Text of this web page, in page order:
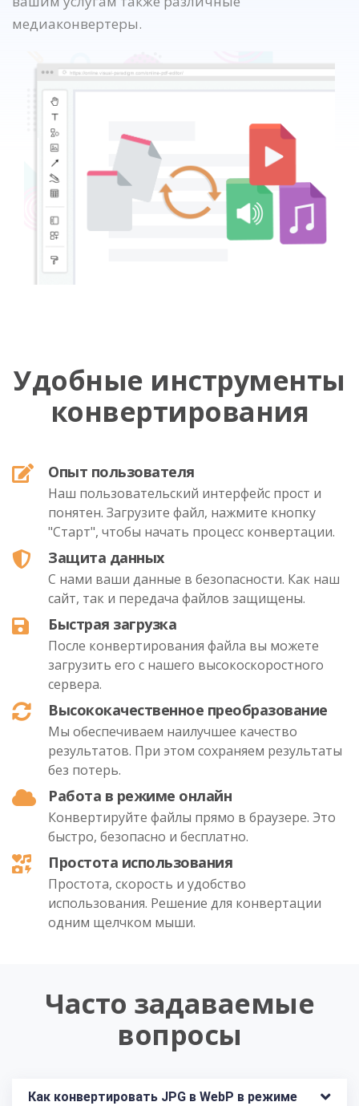
медиаконвертеры.
Удобные инструменты
конвертирования
Опыт пользователя
Наш пользовательский интерфейс прост и
понятен. Загрузите файл, нажмите кнопку
"Старт", чтобы начать процесс конвертации.
Защита данных
С нами ваши данные в безопасности. Как наш
сайт, так и передача файлов защищены.
Быстрая загрузка
После конвертирования файла вы можете
загрузить его с нашего высокоскоростного
сервера.
Высококачественное преобразование
Мы обеспечиваем наилучшее качество
результатов. При этом сохраняем результаты
без потерь.
Работа в режиме онлайн
Конвертируйте файлы прямо в браузере. Это
быстро, безопасно и бесплатно.
Простота использования
Простота, скорость и удобство
использования. Решение для конвертации
одним щелчком мыши.
Часто задаваемые
вопросы
Как конвертировать JPG в WebP в режиме